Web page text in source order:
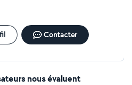
Contacter
nous évaluent